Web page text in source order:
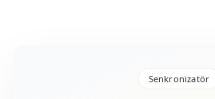
Senkronizatör